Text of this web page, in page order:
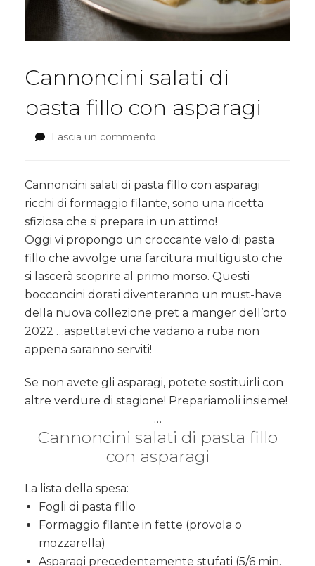
Cannoncini salati di
pasta fillo con asparagi
Lascia un commento
di
fillo
con
asparagi
Cannoncini salati di pasta fillo con asparagi
ricchi di formaggio filante, sono una ricetta
sfiziosa che si prepara in un attimo!
Oggi vi propongo un croccante velo di pasta
fillo che avvolge una farcitura multigusto che
si lascerà scoprire al primo morso. Questi
bocconcini dorati diventeranno un must-have
della nuova collezione pret a manger dell’orto
2022 …aspettatevi che vadano a ruba non
appena saranno serviti!
Se non avete gli asparagi, potete sostituirli con
altre verdure di stagione! Prepariamoli insieme!
…
Cannoncini salati di pasta fillo
con asparagi
La lista della spesa:
Fogli di pasta fillo
Formaggio filante in fette (provola o
mozzarella)
Asparagi precedentemente stufati (5/6 min.